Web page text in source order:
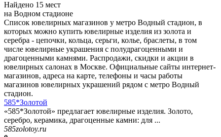
Найдено 15 мест
на Водном стадионе
Список ювелирных магазинов у метро Водный стадион, в
которых можно купить ювелирные изделия из золота и
серебра - цепочки, кольца, серьги, колье, браслеты, в том
числе ювелирные украшения с полудрагоценными и
драгоценными камнями. Распродажи, скидки и акции в
ювелирных салонах в Москве. Официальные сайты интернет-
магазинов, адреса на карте, телефоны и часы работы
магазинов ювелирных украшений рядом с метро Водный
стадион.
585*Золотой
«585*Золотой» предлагает ювелирные изделия. Золото,
серебро, керамика, драгоценные камни: для ...
585zolotoy.ru